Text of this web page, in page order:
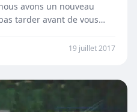
avons un nouveau
tarder avant de vous…
19 juillet 2017